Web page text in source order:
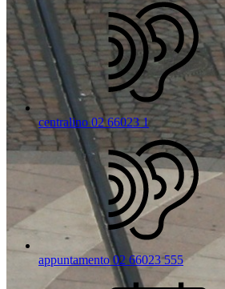
centralino 02 66023 1
appuntamento 02 66023 555